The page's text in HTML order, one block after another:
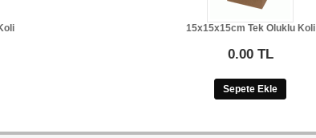
15x15x15cm Tek Oluklu Koli
0.00 TL
Sepete Ekle